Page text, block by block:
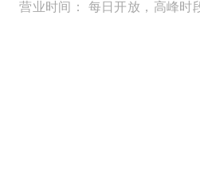
营业时间： 每日开放，高峰时